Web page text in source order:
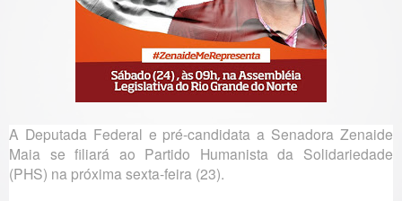
A Deputada Federal e pré-candidata a Senadora Zenaide
Maia se filiará ao Partido Humanista da Solidariedade
(PHS) na próxima sexta-feira (23).